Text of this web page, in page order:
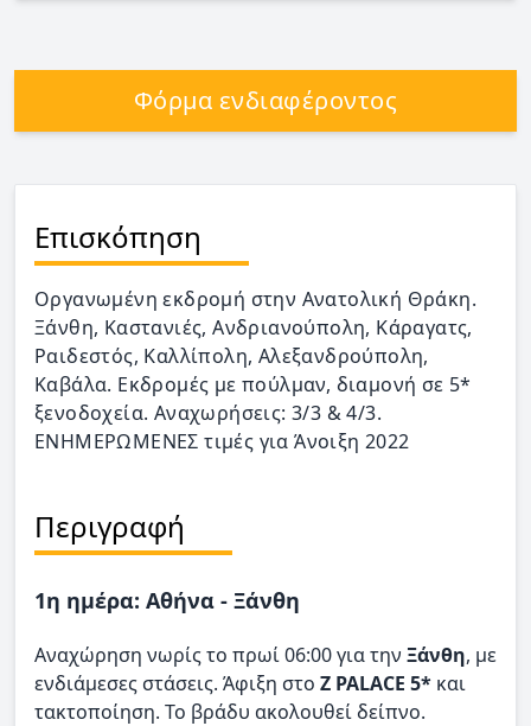
Φόρμα ενδιαφέροντος
Επισκόπηση
Οργανωμένη εκδρομή στην Ανατολική Θράκη.
Ξάνθη, Καστανιές, Ανδριανούπολη, Κάραγατς,
Ραιδεστός, Καλλίπολη, Αλεξανδρούπολη,
Καβάλα. Εκδρομές με πούλμαν, διαμονή σε 5*
ξενοδοχεία. Αναχωρήσεις: 3/3 & 4/3.
ΕΝΗΜΕΡΩΜΕΝΕΣ τιμές για Άνοιξη 2022
Περιγραφή
1η ημέρα: Αθήνα - Ξάνθη
Αναχώρηση νωρίς το πρωί 06:00 για την Ξάνθη, με
ενδιάμεσες στάσεις. Άφιξη στο Z PALACE 5* και
τακτοποίηση. Το βράδυ ακολουθεί δείπνο.